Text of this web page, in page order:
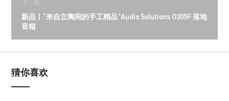
下一篇
新品丨“来自立陶宛的手工精品”Audio Solutions O305F 落地
音箱
猜你喜欢